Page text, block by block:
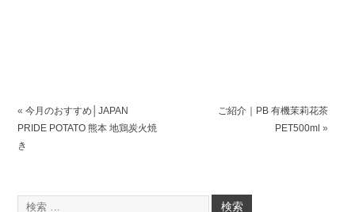
« 今月のおすすめ│JAPAN
PRIDE POTATO 熊本 地鶏炭火焼
き
ご紹介｜PB 有機茉莉花茶
PET500ml »